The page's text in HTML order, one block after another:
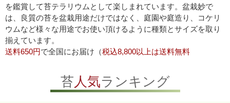
を鑑賞して苔テラリウムとして楽しまれています。盆栽妙で
は、良質の苔を盆栽用途だけではなく、庭園や庭造り、コケリ
ウムなど様々な用途でお使い頂けるように種類とサイズを取り
揃えています。
送料650円で全国にお届け（税込8,800以上は送料無料
苔 人気ランキング